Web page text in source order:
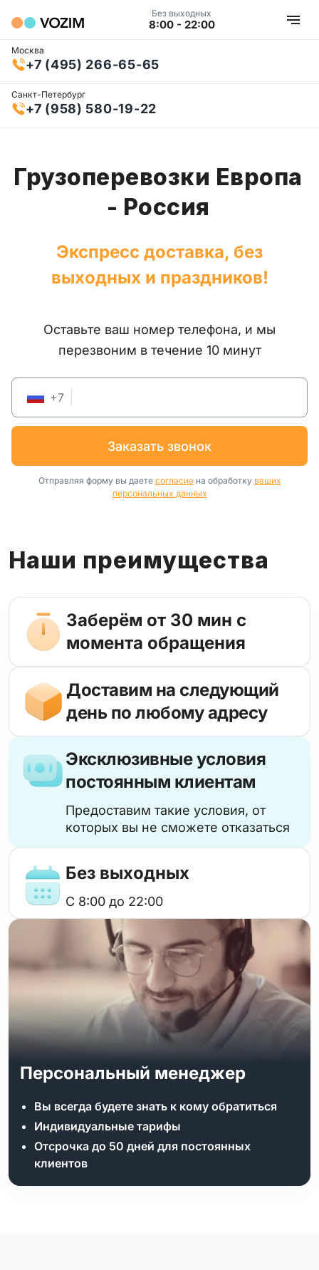
Без выходных
8:00 - 22:00
Москва
+7 (495) 266-65-65
Санкт-Петербург
+7 (958) 580-19-22
Грузоперевозки Европа
- Россия
Экспресс доставка, без
выходных и праздников!
Оставьте ваш номер телефона, и мы
перезвоним в течение 10 минут
+7
заказать звонок
Отправляя форму вы даете согласиена обработку ваших
персональных данных
Наши преимущества
Заберём от 30 мин с
момента обращения
Доставим на следующий
день по любому адресу
Эксклюзивные условия
постоянным клиентам
Предоставим такие условия, от
которых вы не сможете отказаться
Без выходных
с 8:00 до 22:00
Персональный менеджер
Вы всегда будете знать к кому обратиться
Индивидуальные тарифы
Отсрочка до 50 дней для постоянных
клиентов